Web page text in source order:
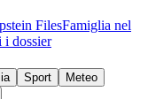
FilesFamiglia nel
i dossier
Sport
Meteo